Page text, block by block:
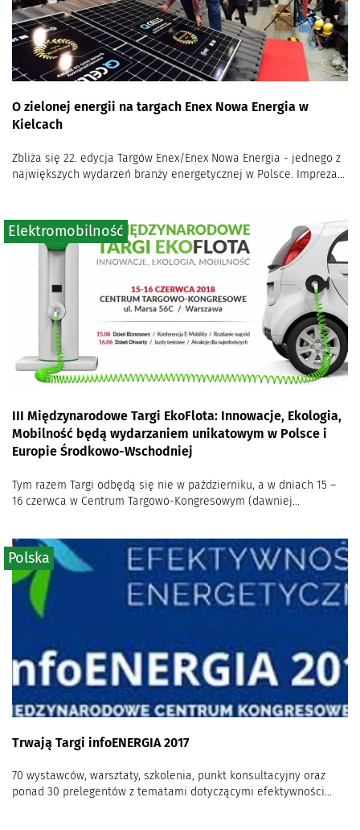
O zielonej energii na targach Enex Nowa Energia w
Kielcach
Zbliża się 22. edycja Targów Enex/Enex Nowa Energia - jednego z
największych wydarzeń branży energetycznej w Polsce. Impreza...
III Międzynarodowe Targi EkoFlota: Innowacje, Ekologia,
Mobilność będą wydarzaniem unikatowym w Polsce i
Europie Środkowo-Wschodniej
Tym razem Targi odbędą się nie w październiku, a w dniach 15 –
16 czerwca w Centrum Targowo-Kongresowym (dawniej...
Elektromobilność
Trwają Targi infoENERGIA 2017
70 wystawców, warsztaty, szkolenia, punkt konsultacyjny oraz
ponad 30 prelegentów z tematami dotyczącymi efektywności...
Polska